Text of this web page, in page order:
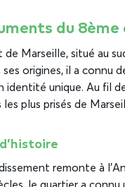
du
de Marseille, situé au
origines, il a connu
identité unique. Au fil
les plus prisés de
remonte à